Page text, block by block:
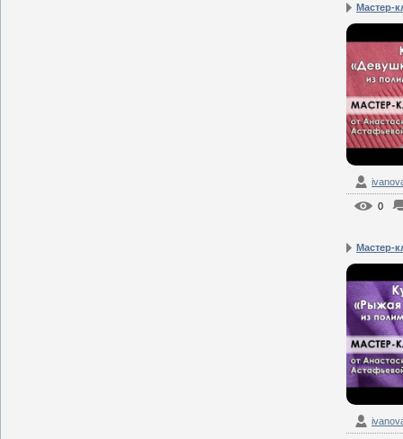
Мастер-
0
Мастер-